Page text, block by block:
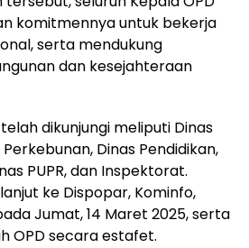
komitmennya untuk bekerja
serta mendukung
dan kesejahteraan
dikunjungi meliputi Dinas
Dinas Pendidikan,
PUPR, dan Inspektorat.
ke Dispopar, Kominfo,
Jumat, 14 Maret 2025, serta
OPD secara estafet.